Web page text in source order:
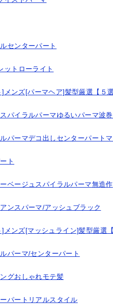
センターパート
ットローライト
ンズ[パーマヘア]髪型厳選【５選
パイラルパーマゆるいパーマ波巻
パーマデコ出しセンターパートマ
ト
ベージュスパイラルパーマ無造作
ンスパーマ/アッシュブラック
ンズ[マッシュライン]髪型厳選【
パーマ/センターパート
グおしゃれモテ髪
パートリアルスタイル